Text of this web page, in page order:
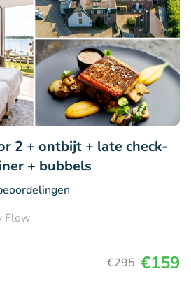
2 + ontbijt + late check-
+ bubbels
Flow
€295 €159